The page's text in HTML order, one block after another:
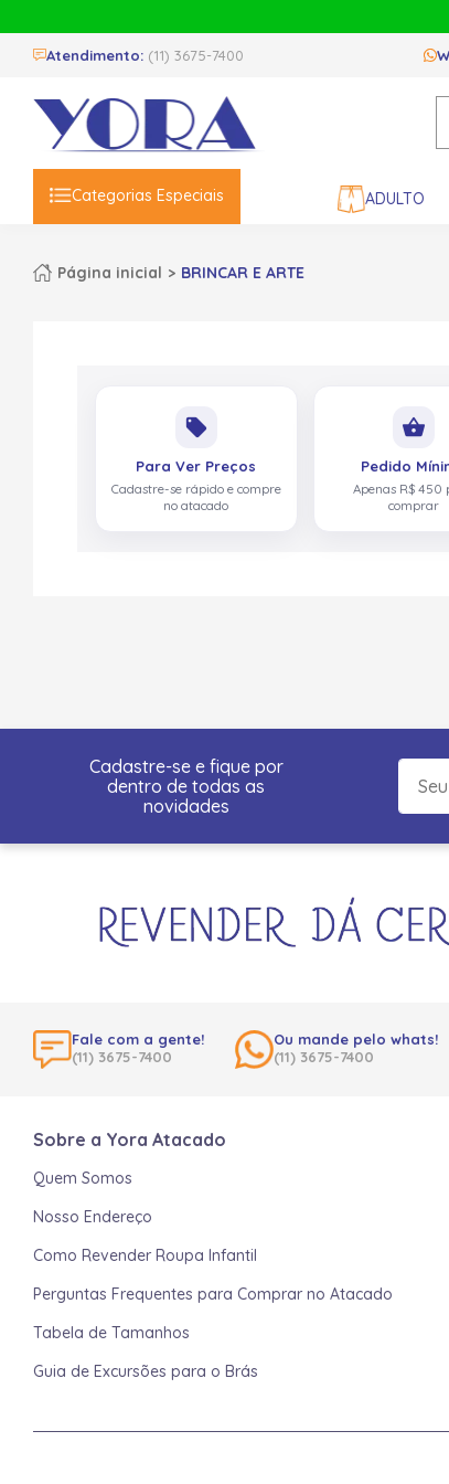
Atendimento: (11) 3675-7400
Categorias Especiais ADULTO
Página inicial BRINCAR E ARTE
local_offer
Para Ver Preços
Cadastre-se rápido e compre
no atacado
shopping_basket
Pedido
Apenas R$ 450
comprar
Cadastre-se e fique por
dentro de todas as
novidades
Fale com a gente!
(11) 3675-7400
Ou mande pelo whats!
(11) 3675-7400
Sobre a Yora Atacado
Quem Somos
Nosso Endereço
Como Revender Roupa Infantil
Perguntas Frequentes para Comprar no Atacado
Tabela de Tamanhos
Guia de Excursões para o Brás